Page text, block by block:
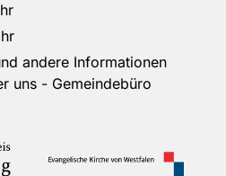
andere Informationen
uns - Gemeindebüro